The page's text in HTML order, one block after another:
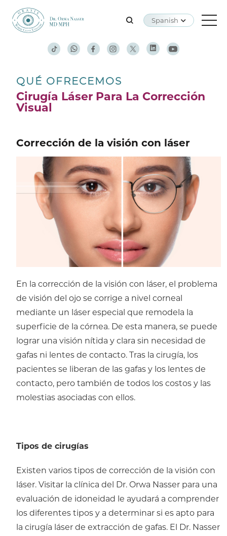
Spanish
QUÉ OFRECEMOS
Cirugía Láser Para La Corrección
Visual
Corrección de la visión con láser
En la corrección de la visión con láser, el problema
de visión del ojo se corrige a nivel corneal
mediante un láser especial que remodela la
superficie de la córnea. De esta manera, se puede
lograr una visión nítida y clara sin necesidad de
gafas ni lentes de contacto. Tras la cirugía, los
pacientes se liberan de las gafas y los lentes de
contacto, pero también de todos los costos y las
molestias asociadas con ellos.
Tipos de cirugías
Existen varios tipos de corrección de la visión con
láser. Visitar la clínica del Dr. Orwa Nasser para una
evaluación de idoneidad le ayudará a comprender
los diferentes tipos y a determinar si es apto para
la cirugía láser de extracción de gafas. El Dr. Nasser